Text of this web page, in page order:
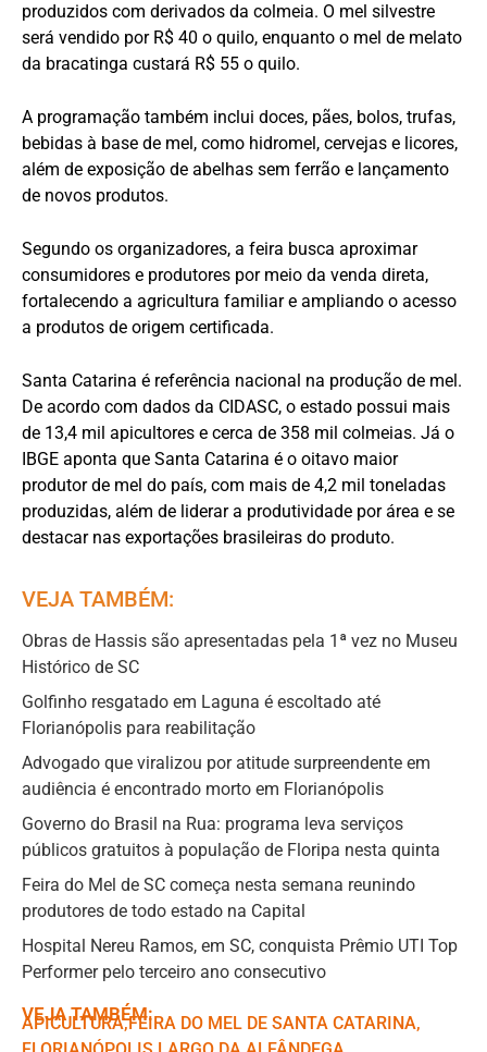
produzidos com derivados da colmeia. O mel silvestre
será vendido por R$ 40 o quilo, enquanto o mel de melato
da bracatinga custará R$ 55 o quilo.
A programação também inclui doces, pães, bolos, trufas,
bebidas à base de mel, como hidromel, cervejas e licores,
além de exposição de abelhas sem ferrão e lançamento
de novos produtos.
Segundo os organizadores, a feira busca aproximar
consumidores e produtores por meio da venda direta,
fortalecendo a agricultura familiar e ampliando o acesso
a produtos de origem certificada.
Santa Catarina é referência nacional na produção de mel.
De acordo com dados da CIDASC, o estado possui mais
de 13,4 mil apicultores e cerca de 358 mil colmeias. Já o
IBGE aponta que Santa Catarina é o oitavo maior
produtor de mel do país, com mais de 4,2 mil toneladas
produzidas, além de liderar a produtividade por área e se
destacar nas exportações brasileiras do produto.
VEJA TAMBÉM:
Obras de Hassis são apresentadas pela 1ª vez no Museu
Histórico de SC
Golfinho resgatado em Laguna é escoltado até
Florianópolis para reabilitação
Advogado que viralizou por atitude surpreendente em
audiência é encontrado morto em Florianópolis
Governo do Brasil na Rua: programa leva serviços
públicos gratuitos à população de Floripa nesta quinta
Feira do Mel de SC começa nesta semana reunindo
produtores de todo estado na Capital
Hospital Nereu Ramos, em SC, conquista Prêmio UTI Top
Performer pelo terceiro ano consecutivo
VEJA TAMBÉM:
APICULTURA,ㅤFEIRA DO MEL DE SANTA CATARINA,ㅤ